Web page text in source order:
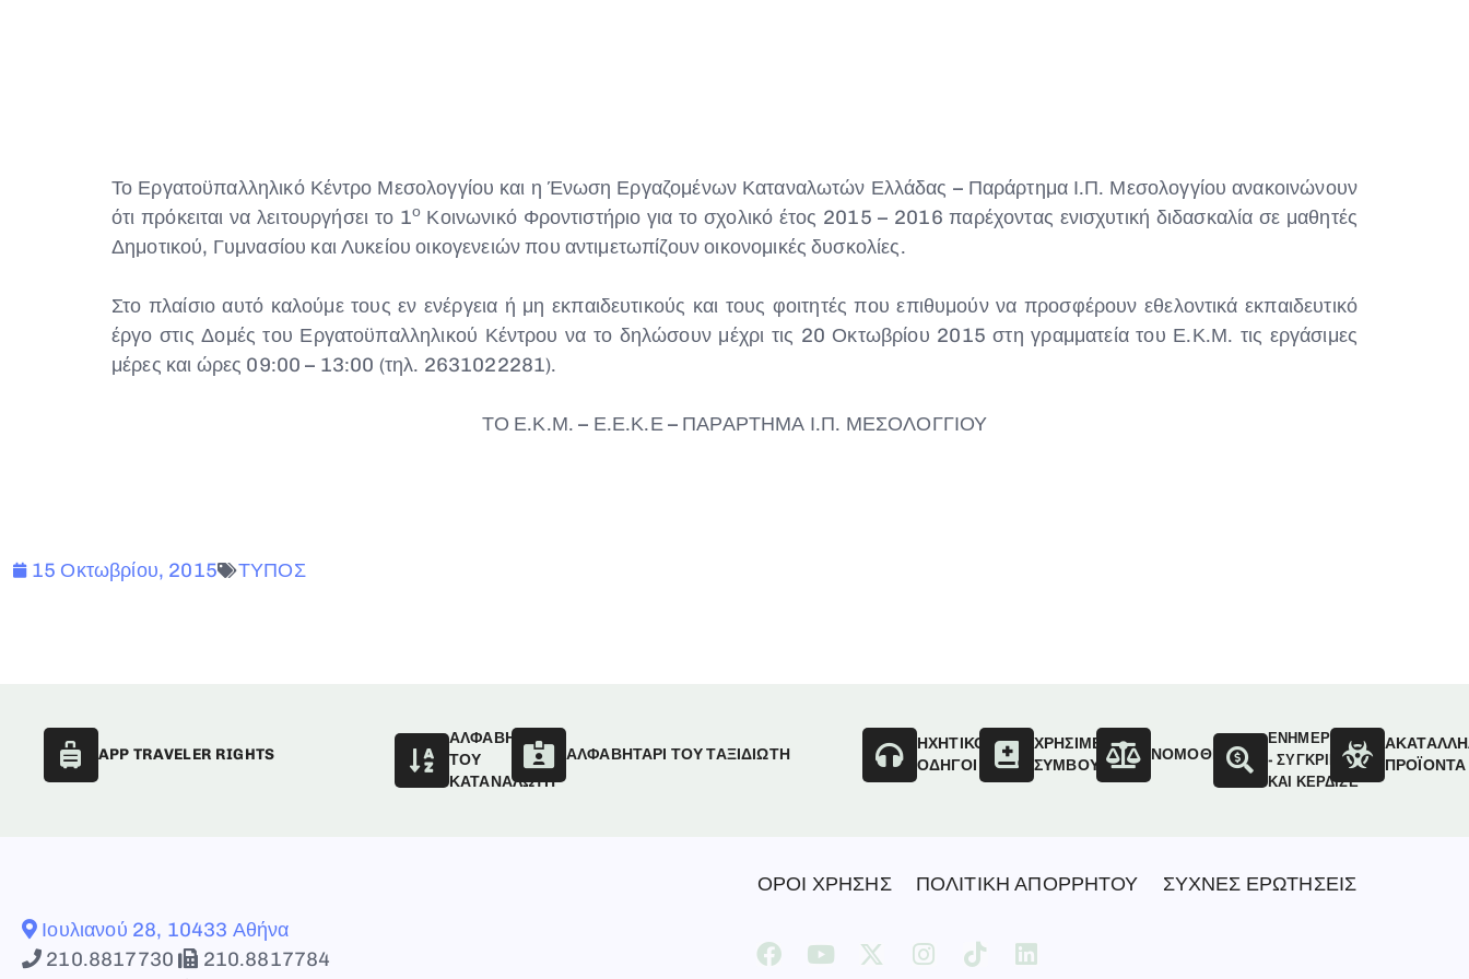
Το Εργατοϋπαλληλικό Κέντρο Μεσολογγίου και η Ένωση Εργαζομένων Καταναλωτών Ελλάδας – Παράρτημα Ι.Π. Μεσολογγίου ανακοινώνουν
ότι πρόκειται να λειτουργήσει το 1οΚοινωνικό Φροντιστήριο για το σχολικό έτος 2015 – 2016 παρέχοντας ενισχυτική διδασκαλία σε μαθητές
Δημοτικού, Γυμνασίου και Λυκείου οικογενειών που αντιμετωπίζουν οικονομικές δυσκολίες.
Στο πλαίσιο αυτό καλούμε τους εν ενέργεια ή μη εκπαιδευτικούς και τους φοιτητές που επιθυμούν να προσφέρουν εθελοντικά εκπαιδευτικό
έργο στις Δομές του Εργατοϋπαλληλικού Κέντρου να το δηλώσουν μέχρι τις 20 Οκτωβρίου 2015 στη γραμματεία του Ε.Κ.Μ. τις εργάσιμες
μέρες και ώρες 09:00 – 13:00 (τηλ. 2631022281).
ΤΟ Ε.Κ.Μ. – Ε.Ε.Κ.Ε – ΠΑΡΑΡΤΗΜΑ Ι.Π. ΜΕΣΟΛΟΓΓΙΟΥ
15 Οκτωβρίου, 2015 ΤΥΠΟΣ
APP TRAVELER RIGHTS
ΑΛΦΑΒΗΤΑΡΙ
ΤΟΥ
ΚΑΤΑΝΑΛΩΤΗ
ΑΛΦΑΒΗΤΑΡΙ ΤΟΥ ΤΑΞΙΔΙΩΤΗ
ΗΧΗΤΙΚΟΙ
ΟΔΗΓΟΙ
ΧΡΗΣΙΜΕΣ
ΣΥΜΒΟΥΛΕΣ
ΝΟΜΟΘΕΣΙΑ
ΕΝΗΜΕΡΩΣΟΥ
- ΣΥΓΚΡΙΝΕ
ΚΑΙ ΚΕΡΔΙΣΕ
ΠΡΟΪΟΝΤΑ
Ιουλιανού 28, 10433 Αθήνα
210.8817730
210.8817784
ΟΡΟΙ ΧΡΗΣΗΣ ΠΟΛΙΤΙΚΗ ΑΠΟΡΡΗΤΟΥ ΣΥΧΝΕΣ ΕΡΩΤΗΣΕΙΣ